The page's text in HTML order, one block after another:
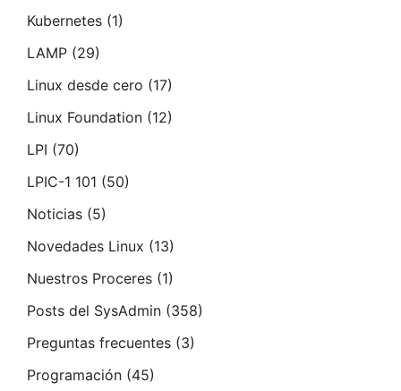
Kubernetes (1)
LAMP (29)
Linux desde cero (17)
Linux Foundation (12)
LPI (70)
LPIC-1 101 (50)
Noticias (5)
Novedades Linux (13)
Nuestros Proceres (1)
Posts del SysAdmin (358)
Preguntas frecuentes (3)
Programación (45)